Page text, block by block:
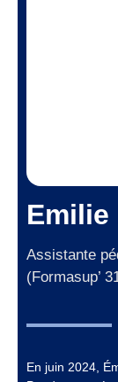
Emilie
Assistante
(Formasup’
En juin 2024,